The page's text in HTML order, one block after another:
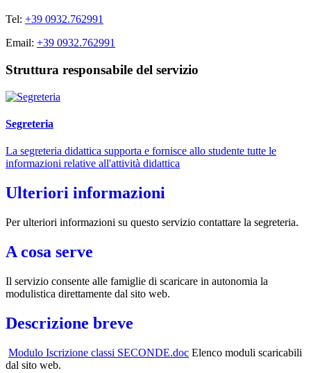
Tel: +39 0932.762991
Email: +39 0932.762991
Struttura responsabile del servizio
Segreteria
La segreteria didattica supporta e fornisce allo studente tutte le
informazioni relative all'attività didattica
Ulteriori informazioni
Per ulteriori informazioni su questo servizio contattare la segreteria.
A cosa serve
Il servizio consente alle famiglie di scaricare in autonomia la
modulistica direttamente dal sito web.
Descrizione breve
Modulo Iscrizione classi SECONDE.doc Elenco moduli scaricabili
dal sito web.